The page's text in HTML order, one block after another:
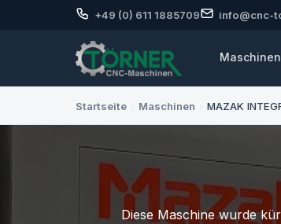
+49 (0) 611 1885709 info@cnc-
Maschinen
Startseite Maschinen MAZAK
Diese Maschine wurde